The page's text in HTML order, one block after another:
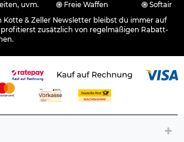
uvm. Freie Waffen
Softair
Kotte & Zeller Newsletter bleibst du immer auf
zusätzlich von regelmäßigen Rabatt-